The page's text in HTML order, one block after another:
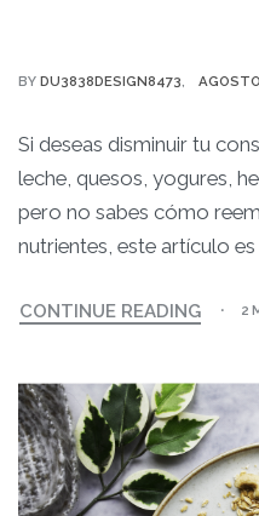
BY DU3838DESIGN8473
Si deseas disminuir tu
leche, quesos, yogures,
pero no sabes cómo
nutrientes, este artículo es
CONTINUE READING 2